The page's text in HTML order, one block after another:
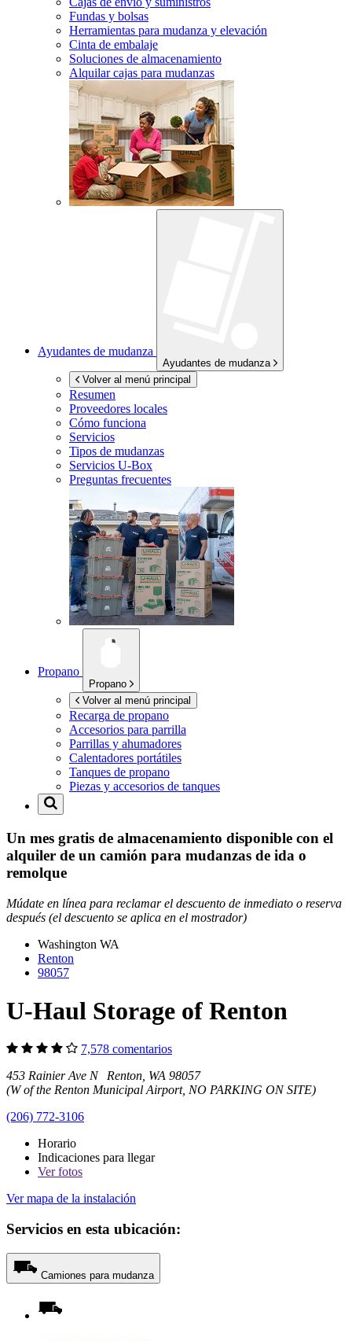
Fundas y bolsas
Herramientas para mudanza y elevación
Cinta de embalaje
Soluciones de almacenamiento
Alquilar cajas para mudanzas
Ayudantes de mudanza
Ayudantes de mudanza
Volver al menú principal
Resumen
Proveedores locales
Cómo funciona
Servicios
Tipos de mudanzas
Servicios U-Box
Preguntas frecuentes
Propano
Propano
Volver al menú principal
Recarga de propano
Accesorios para parrilla
Parrillas y ahumadores
Calentadores portátiles
Tanques de propano
Piezas y accesorios de tanques
Un mes gratis de almacenamiento disponible con el
alquiler de un camión para mudanzas de ida o
remolque
Múdate en línea para reclamar el descuento de inmediato o reserva
después (el descuento se aplica en el mostrador)
Washington WA
Renton
98057
U-Haul Storage of Renton
7,578 comentarios
453 Rainier Ave N Renton, WA 98057
(W of the Renton Municipal Airport, NO PARKING ON SITE)
(206) 772-3106
Horario
Indicaciones para llegar
Verfotos
Ver mapa de la instalación
Servicios en esta ubicación:
Camiones para mudanza